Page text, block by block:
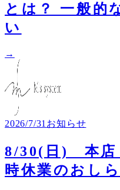
とは？ 一般的
い
→
2026/7/31 お知らせ
8/30(日) 本店
時休業のおし